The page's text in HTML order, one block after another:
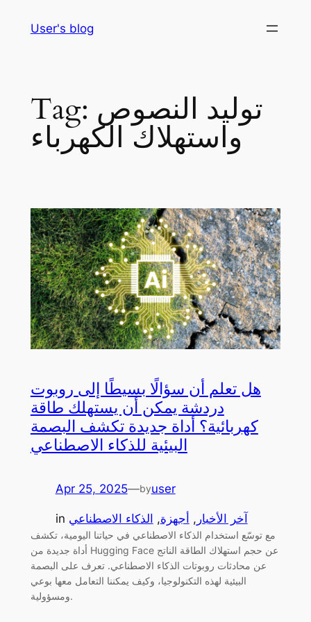
User's blog
Tag: توليد النصوص
واستهلاك الكهرباء
هل تعلم أن سؤالًا بسيطًا إلى روبوت
دردشة يمكن أن يستهلك طاقة
كهربائية؟ أداة جديدة تكشف البصمة
البيئية للذكاء الاصطناعي
Apr 25, 2025—byuser
in آخر الأخبار , أجهزة, الذكاء الاصطناعي
مع توسّع استخدام الذكاء الاصطناعي في حياتنا اليومية، تكشف
أداة جديدة من Hugging Face عن حجم استهلاك الطاقة الناتج
عن محادثات روبوتات الذكاء الاصطناعي. تعرف على البصمة
البيئية لهذه التكنولوجيا، وكيف يمكننا التعامل معها بوعي
ومسؤولية.